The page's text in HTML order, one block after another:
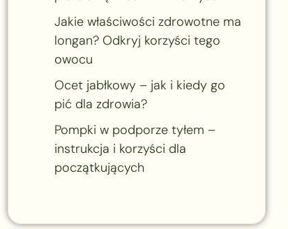
Jakie właściwości zdrowotne ma
longan? Odkryj korzyści tego
owocu
Ocet jabłkowy – jak i kiedy go
pić dla zdrowia?
Pompki w podporze tyłem –
instrukcja i korzyści dla
początkujących